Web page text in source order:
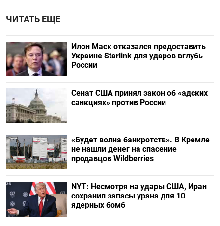
ЧИТАТЬ ЕЩЕ
Илон Маск отказался предоставить
Украине Starlink для ударов вглубь
России
Сенат США принял закон об «адских
санкциях» против России
«Будет волна банкротств». В Кремле
не нашли денег на спасение
продавцов Wildberries
NYT: Несмотря на удары США, Иран
сохранил запасы урана для 10
ядерных бомб